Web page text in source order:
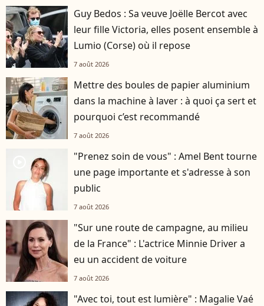
Guy Bedos : Sa veuve Joëlle Bercot avec
leur fille Victoria, elles posent ensemble à
Lumio (Corse) où il repose
7 août 2026
Mettre des boules de papier aluminium
dans la machine à laver : à quoi ça sert et
pourquoi c’est recommandé
7 août 2026
"Prenez soin de vous" : Amel Bent tourne
une page importante et s'adresse à son
public
7 août 2026
"Sur une route de campagne, au milieu
de la France" : L'actrice Minnie Driver a
eu un accident de voiture
7 août 2026
"Avec toi, tout est lumière" : Magalie Vaé